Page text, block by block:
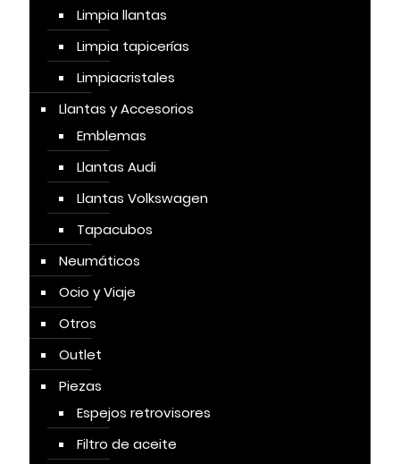
Limpia llantas
Limpia tapicerías
Limpiacristales
Llantas y Accesorios
Emblemas
Llantas Audi
Llantas Volkswagen
Tapacubos
Neumáticos
Ocio y Viaje
Otros
Outlet
Piezas
Espejos retrovisores
Filtro de aceite